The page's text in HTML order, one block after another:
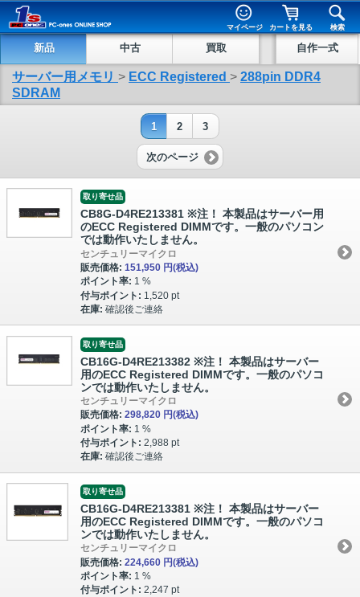
マイページ カートを見る 検索
新品 中古 買取 自作一式
サーバー用メモリ > ECC Registered > 288pin DDR4
SDRAM
1 2 3
次のページ
取り寄せ品
CB8G-D4RE213381 ※注！ 本製品はサーバー用
のECC Registered DIMMです。一般のパソコン
では動作いたしません。
センチュリーマイクロ
販売価格: 151,950 円(税込)
ポイント率: 1 %
付与ポイント: 1,520 pt
在庫: 確認後ご連絡
取り寄せ品
CB16G-D4RE213382 ※注！ 本製品はサーバー
用のECC Registered DIMMです。一般のパソコ
ンでは動作いたしません。
センチュリーマイクロ
販売価格: 298,820 円(税込)
ポイント率: 1 %
付与ポイント: 2,988 pt
在庫: 確認後ご連絡
取り寄せ品
CB16G-D4RE213381 ※注！ 本製品はサーバー
用のECC Registered DIMMです。一般のパソコ
ンでは動作いたしません。
センチュリーマイクロ
販売価格: 224,660 円(税込)
ポイント率: 1 %
付与ポイント: 2,247 pt